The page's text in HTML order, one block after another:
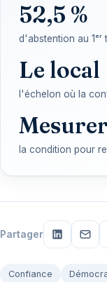
52,5 %
d'abstention au
Le local
l'échelon où la
Mesurer
la condition pour
Partager
Confiance